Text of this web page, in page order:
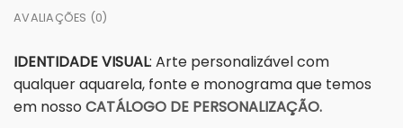
AVALIAÇÕES (0)
IDENTIDADE VISUAL: Arte personalizável com
qualquer aquarela, fonte e monograma que temos
em nossoCATÁLOGO DE PERSONALIZAÇÃO.